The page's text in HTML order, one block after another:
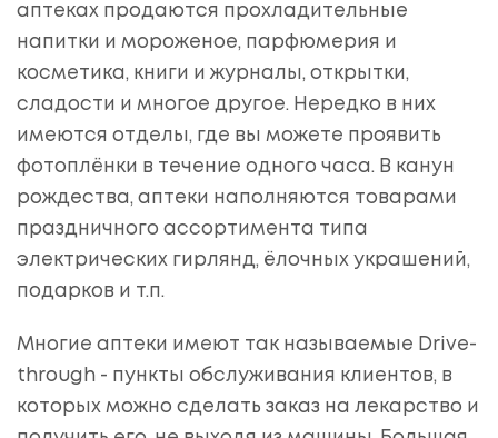
аптеках продаются прохладительные
напитки и мороженое, парфюмерия и
косметика, книги и журналы, открытки,
сладости и многое другое. Нередко в них
имеются отделы, где вы можете проявить
фотоплёнки в течение одного часа. В канун
рождества, аптеки наполняются товарами
праздничного ассортимента типа
электрических гирлянд, ёлочных украшений,
подарков и т.п.
Многие аптеки имеют так называемые Drive-
through - пункты обслуживания клиентов, в
которых можно сделать заказ на лекарство и